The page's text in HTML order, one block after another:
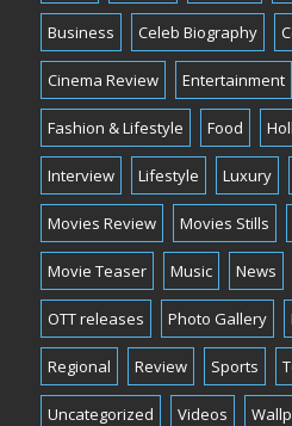
Business Celeb Biography
Cinema Review Entertainment
Fashion & Lifestyle Food
Interview Lifestyle Luxury
Movies Review Movies Stills
Movie Teaser Music News
OTT releases Photo Gallery
Regional Review Sports
Uncategorized Videos